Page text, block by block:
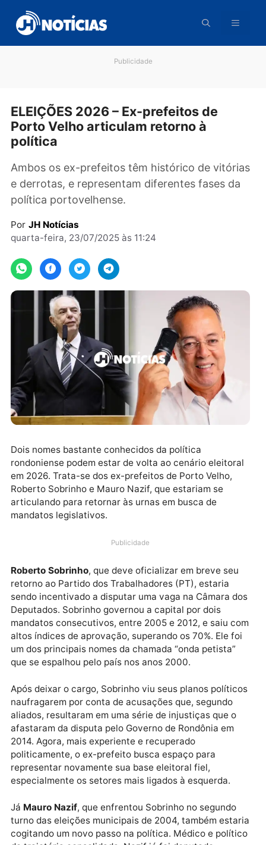
para
conteúdo
ELEIÇÕES 2026 – Ex-prefeitos de
Porto Velho articulam retorno à
Ambos os ex-prefeitos têm histórico de
e derrotas, e representam diferentes fases
política portovelhense.
quarta-feira, 23/07/2025 às 11:24
Dois nomes bastante conhecidos da política
rondoniense podem estar de volta ao cenário
Roberto Sobrinho e Mauro Nazif, que estariam se
mandatos legislativos.
Publicidade
Roberto Sobrinho, que deve oficializar em breve seu
retorno ao Partido dos Trabalhadores (PT), estaria
sendo incentivado a disputar uma vaga na Câmara
mandatos consecutivos, entre 2005 e 2012, e saiu
altos índices de aprovação, superando os 70%. Ele
um dos principais nomes da chamada “onda petista”
que se espalhou pelo país nos anos 2000.
Após deixar o cargo, Sobrinho viu seus planos
naufragarem por conta de acusações que, segundo
afastaram da disputa pelo Governo de Rondônia em
2014. Agora, mais experiente e recuperado
politicamente, o ex-prefeito busca espaço para